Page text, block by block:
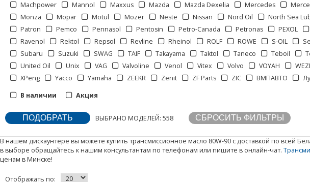
Machpower
Mannol Maxxus Mazda Mazda Dexelia Mercedes
Monza
Mopar Motul Mozer Neste Nissan Nord Oil North Sea
Patron
Pemco Pennasol Pentosin Petro-Canada Petronas PEXOL
Ravenol
Rektol Repsol Revline Rheinol ROLF ROWE S-OIL
Subaru
Suzuki SWAG TAIF Takayama Taktol Taneco Teboil
United Oil
Unix VAG Valvoline Venol Vitex Volvo VOYAH
XPeng
Yacco Yamaha ZEEKR Zenit ZF Parts ZIC ВМПАВТО
В наличии
Акция
ВЫБРАНО МОДЕЛЕЙ: 558
В нашем дискаунтере вы можете купить трансмиссионное масло 80W-90 с доставкой по всей
в выборе обращайтесь к нашим консультантам по телефонам или пишите в онлайн-чат.
ценам в Минске!
Отображать по: